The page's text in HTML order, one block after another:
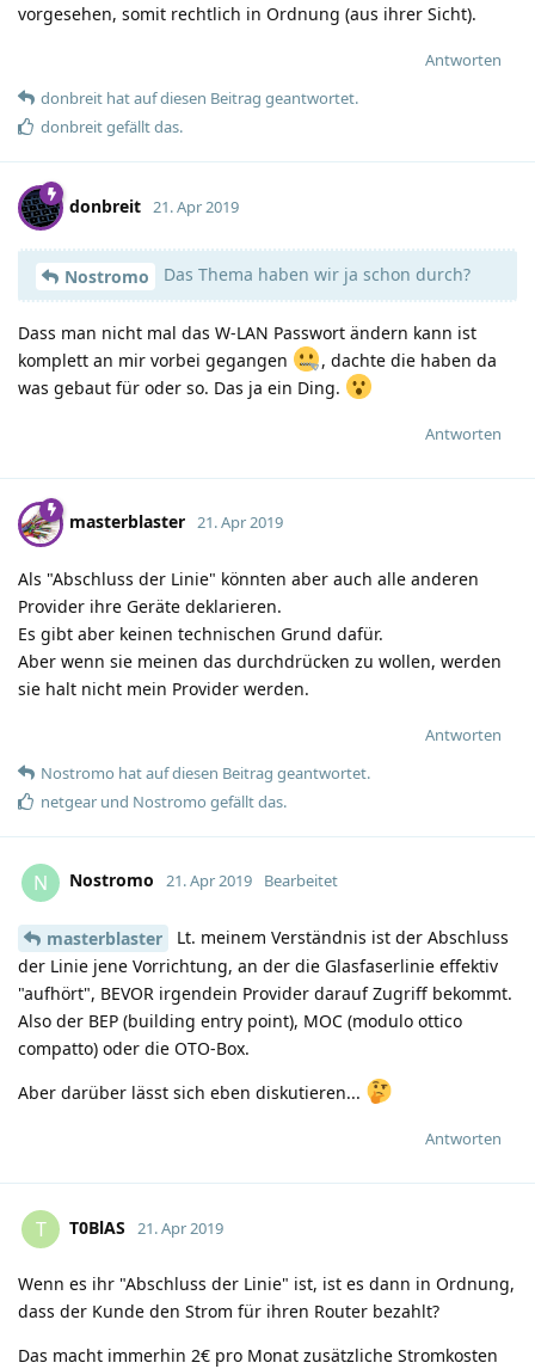
vorgesehen, somit rechtlich in Ordnung (aus ihrer Sicht).
Antworten
donbreit hatauf diesen Beitrag geantwortet.
donbreitgefällt das.
donbreit 21. Apr 2019
Nostromo Das Thema haben wir ja schon durch?
Dass man nicht mal das W-LAN Passwort ändern kann ist
komplett an mir vorbei gegangen
, dachte die haben da
was gebaut für oder so. Das ja ein Ding.
Antworten
masterblaster 21. Apr 2019
Als "Abschluss der Linie" könnten aber auch alle anderen
Provider ihre Geräte deklarieren.
Es gibt aber keinen technischen Grund dafür.
Aber wenn sie meinen das durchdrücken zu wollen, werden
sie halt nicht mein Provider werden.
Antworten
Nostromo hatauf diesen Beitrag geantwortet.
netgear und Nostromo gefällt das.
N Nostromo 21. Apr 2019 Bearbeitet
masterblaster
Lt. meinem Verständnis ist der Abschluss
der Linie jene Vorrichtung, an der die Glasfaserlinie effektiv
"aufhört", BEVOR irgendein Provider darauf Zugriff bekommt.
Also der BEP (building entry point), MOC (modulo ottico
compatto) oder die OTO-Box.
Aber darüber lässt sich eben diskutieren...
Antworten
T T0BlAS 21. Apr 2019
Wenn es ihr "Abschluss der Linie" ist, ist es dann in Ordnung,
dass der Kunde den Strom für ihren Router bezahlt?
Das macht immerhin 2€ pro Monat zusätzliche Stromkosten